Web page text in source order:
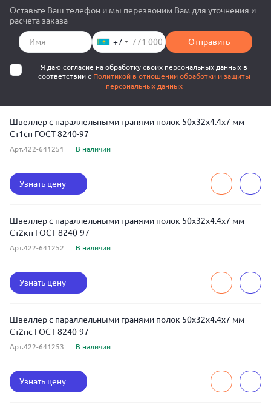
Оставьте Ваш телефон и мы перезвоним Вам для уточнения и
расчета заказа
+7 Отправить
Я даю согласие на обработку своих персональных данных в
соответствии с Политикой в отношении обработки и защиты
персональных данных
Швеллер с параллельными гранями полок 50x32x4.4x7 мм
Ст1сп ГОСТ 8240-97
Арт.422-641251 В наличии
Узнать цену
Швеллер с параллельными гранями полок 50x32x4.4x7 мм
Ст2кп ГОСТ 8240-97
Арт.422-641252 В наличии
Узнать цену
Швеллер с параллельными гранями полок 50x32x4.4x7 мм
Ст2пс ГОСТ 8240-97
Арт.422-641253 В наличии
Узнать цену